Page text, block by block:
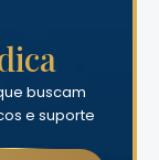
buscam
e suporte